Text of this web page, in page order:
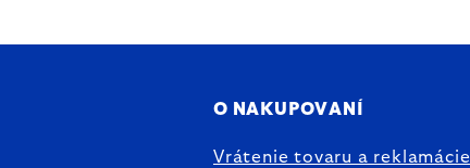
O NAKUPOVANÍ
Vrátenie tovaru a reklamácie